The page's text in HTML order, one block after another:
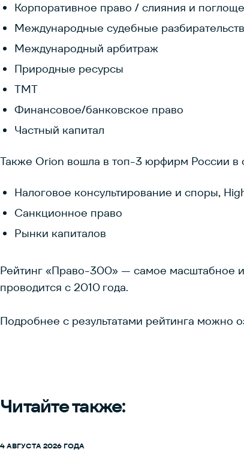
Корпоративное право / слияния и
Международные судебные
Международный арбитраж
Природные ресурсы
ТМТ
Финансовое/банковское право
Частный капитал
Также Orion вошла в топ-3 юрфирм России в
Налоговое консультирование и споры,
Санкционное право
Рынки капиталов
Рейтинг «Право-300» — самое масштабное
проводится с 2010 года.
Подробнее с результатами рейтинга можно
Читайте также:
4 АВГУСТА 2026 ГОДА